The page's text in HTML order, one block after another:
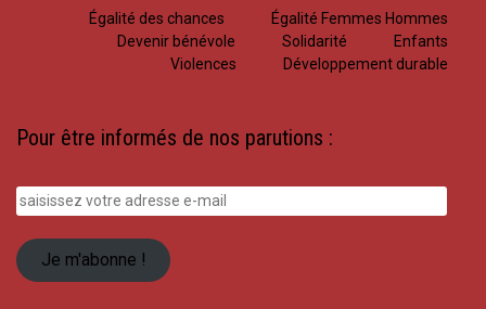
Égalité des chances
Égalité Femmes Hommes
Devenir bénévole
Solidarité
Enfants
Violences
Développement durable
Pour être informés de nos parutions :
saisissez
votre
adresse
e-
mail
Je m'abonne !